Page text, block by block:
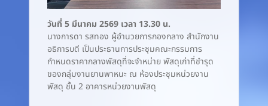
วันที่ 5 มีนาคม 2569 เวลา 13.30 น.
นางการดา รสทอง ผู้อำนวยการกองกลาง สำนักงาน
อธิการบดี เป็นประธานการประชุมคณะกรรมการ
กำหนดราคากลางพัสดุที่จะจำหน่าย พัสดุเก่าที่ชำรุด
ของกลุ่มงานยานพาหนะ ณ ห้องประชุมหน่วยงาน
พัสดุ ชั้น 2 อาคารหน่วยงานพัสดุ